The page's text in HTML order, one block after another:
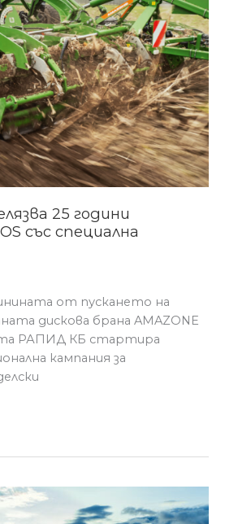
25 години
със специална
от пускането на
дискова брана AMAZONE
РАПИД КБ стартира
кампания за